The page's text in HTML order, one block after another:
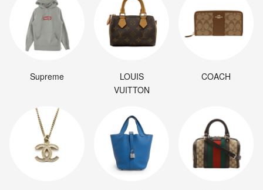
Supreme
LOUIS
VUITTON
COACH